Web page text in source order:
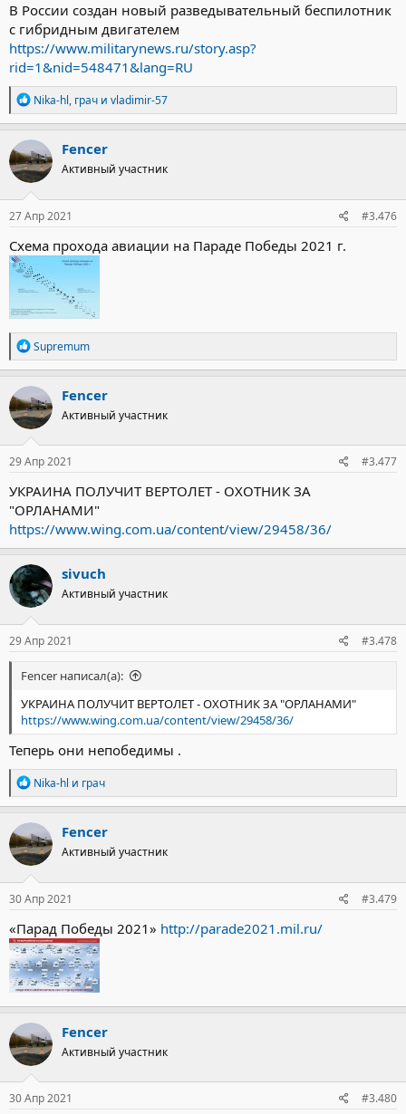
В России создан новый разведывательный беспилотник
с гибридным двигателем
https://www.militarynews.ru/story.asp?
rid=1&nid=548471&lang=RU
Р
е
а
к
ц
и
и
:
Nika-hl, грач и vladimir-57
Fencer
Активный участник
27 Апр 2021 #3.476
Схема прохода авиации на Параде Победы 2021 г.
Р
е
а
к
ц
и
и
:
Supremum
Fencer
Активный участник
29 Апр 2021 #3.477
УКРАИНА ПОЛУЧИТ ВЕРТОЛЕТ - ОХОТНИК ЗА
"ОРЛАНАМИ"
https://www.wing.com.ua/content/view/29458/36/
sivuch
Активный участник
29 Апр 2021 #3.478
Fencer написал(а):
УКРАИНА ПОЛУЧИТ ВЕРТОЛЕТ - ОХОТНИК ЗА "ОРЛАНАМИ"
https://www.wing.com.ua/content/view/29458/36/
Теперь они непобедимы .
Р
е
а
к
ц
и
и
:
Nika-hl и грач
Fencer
Активный участник
30 Апр 2021 #3.479
«Парад Победы 2021» http://parade2021.mil.ru/
Fencer
Активный участник
30 Апр 2021 #3.480